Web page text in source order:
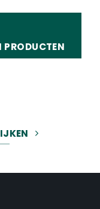
PRODUCTEN